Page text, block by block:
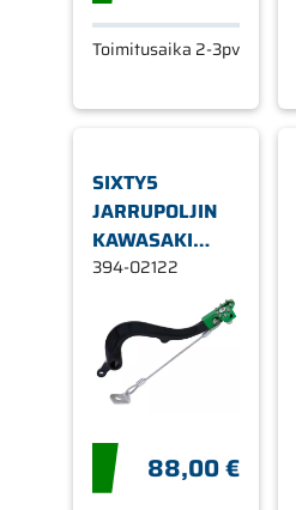
Toimitusaika 2-3pv
SIXTY5
JARRUPOLJIN
KAWASAKI
KX250F/KX450F
394-02122
88,00 €